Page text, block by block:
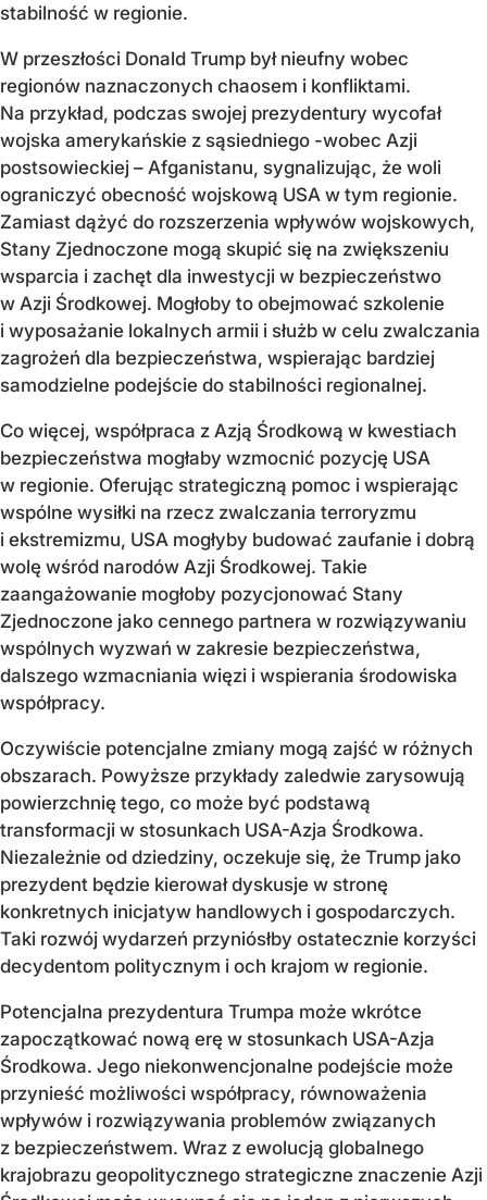
stabilność w regionie.
W przeszłości Donald Trump był nieufny wobec
regionów naznaczonych chaosem i konfliktami.
Na przykład, podczas swojej prezydentury wycofał
wojska amerykańskie z sąsiedniego -wobec Azji
postsowieckiej – Afganistanu, sygnalizując, że woli
ograniczyć obecność wojskową USA w tym regionie.
Zamiast dążyć do rozszerzenia wpływów wojskowych,
Stany Zjednoczone mogą skupić się na zwiększeniu
wsparcia i zachęt dla inwestycji w bezpieczeństwo
w Azji Środkowej. Mogłoby to obejmować szkolenie
i wyposażanie lokalnych armii i służb w celu zwalczania
zagrożeń dla bezpieczeństwa, wspierając bardziej
samodzielne podejście do stabilności regionalnej.
Co więcej, współpraca z Azją Środkową w kwestiach
bezpieczeństwa mogłaby wzmocnić pozycję USA
w regionie. Oferując strategiczną pomoc i wspierając
wspólne wysiłki na rzecz zwalczania terroryzmu
i ekstremizmu, USA mogłyby budować zaufanie i dobrą
wolę wśród narodów Azji Środkowej. Takie
zaangażowanie mogłoby pozycjonować Stany
Zjednoczone jako cennego partnera w rozwiązywaniu
wspólnych wyzwań w zakresie bezpieczeństwa,
dalszego wzmacniania więzi i wspierania środowiska
współpracy.
Oczywiście potencjalne zmiany mogą zajść w różnych
obszarach. Powyższe przykłady zaledwie zarysowują
powierzchnię tego, co może być podstawą
transformacji w stosunkach USA-Azja Środkowa.
Niezależnie od dziedziny, oczekuje się, że Trump jako
prezydent będzie kierował dyskusje w stronę
konkretnych inicjatyw handlowych i gospodarczych.
Taki rozwój wydarzeń przyniósłby ostatecznie korzyści
decydentom politycznym i och krajom w regionie.
Potencjalna prezydentura Trumpa może wkrótce
zapoczątkować nową erę w stosunkach USA-Azja
Środkowa. Jego niekonwencjonalne podejście może
przynieść możliwości współpracy, równoważenia
wpływów i rozwiązywania problemów związanych
z bezpieczeństwem. Wraz z ewolucją globalnego
krajobrazu geopolitycznego strategiczne znaczenie Azji